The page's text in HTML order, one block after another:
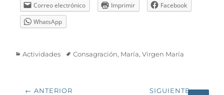
Correo electrónico Imprimir
Facebook
WhatsApp
Categorías
Actividades Etiquetas
Consagración, María, Virgen María
Navegación
← ANTERIOR SIGUIENTE →